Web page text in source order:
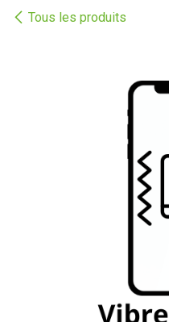
Tous les produits